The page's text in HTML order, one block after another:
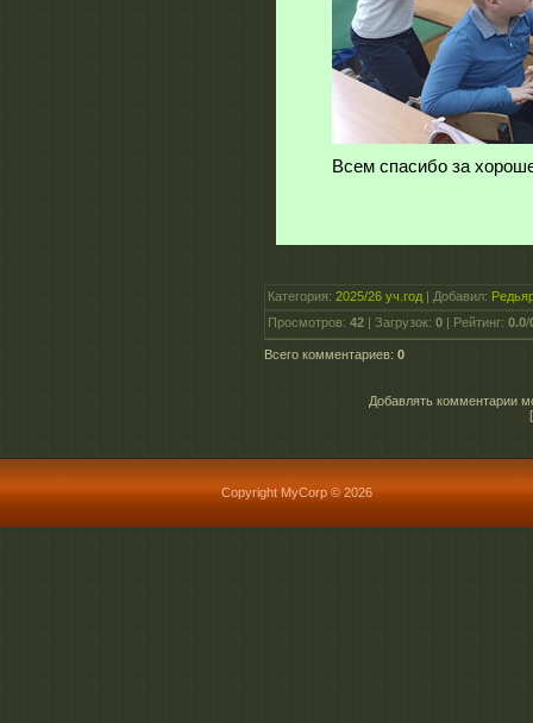
Всем спасибо за
Категория: 2025/26 уч.год Добавил:
Просмотров: 42 Загрузок: 0 Рейтинг: 0.0/
Всего комментариев: 0
Добавлять комментарии
Copyright MyCorp © 2026